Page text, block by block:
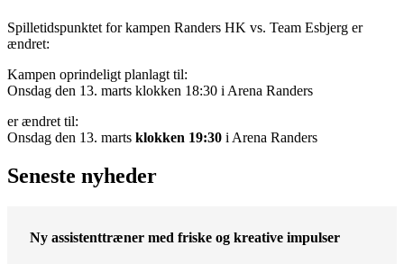
Spilletidspunktet for kampen Randers HK vs. Team Esbjerg er
ændret:
Kampen oprindeligt planlagt til:
Onsdag den 13. marts klokken 18:30 i Arena Randers
er ændret til:
Onsdag den 13. marts klokken 19:30 i Arena Randers
Seneste nyheder
Ny assistenttræner med friske og kreative impulser